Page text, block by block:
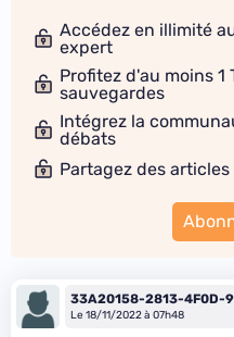
Accédez en illimité
expert
Profitez d'au moins 1
sauvegardes
Intégrez la
débats
Partagez des
33A20158-2813-4F0D-
Le 18/11/2022 à 07h48